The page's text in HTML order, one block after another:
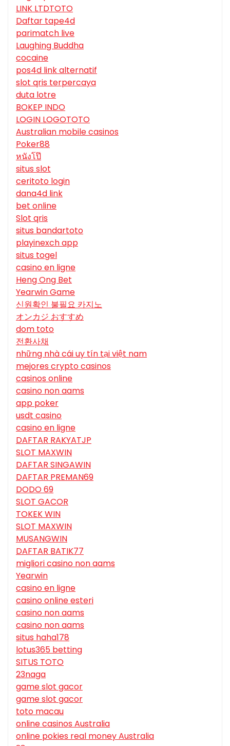
LINK LTDTOTO
Daftar tape4d
parimatch live
Laughing Buddha
cocaine
pos4d link alternatif
slot qris terpercaya
duta lotre
BOKEP INDO
LOGIN LOGOTOTO
Australian mobile casinos
Poker88
หนังโป๊
situs slot
ceritoto login
dana4d link
bet online
Slot qris
situs bandartoto
playinexch app
situs togel
casino en ligne
Heng Ong Bet
Yearwin Game
신원확인 불필요 카지노
オンカジ おすすめ
dom toto
전환사채
những nhà cái uy tín tại việt nam
mejores crypto casinos
casinos online
casino non aams
app poker
usdt casino
casino en ligne
DAFTAR RAKYATJP
SLOT MAXWIN
DAFTAR SINGAWIN
DAFTAR PREMAN69
DODO 69
SLOT GACOR
TOKEK WIN
SLOT MAXWIN
MUSANGWIN
DAFTAR BATIK77
migliori casino non aams
Yearwin
casino en ligne
casino online esteri
casino non aams
casino non aams
situs haha178
lotus365 betting
SITUS TOTO
23naga
game slot gacor
game slot gacor
toto macau
online casinos Australia
online pokies real money Australia